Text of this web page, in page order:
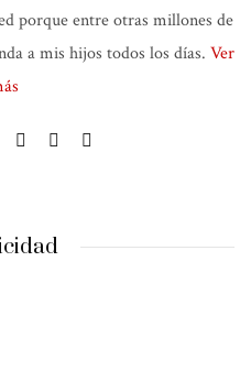
porque entre otras millones de
a mis hijos todos los días. Ver